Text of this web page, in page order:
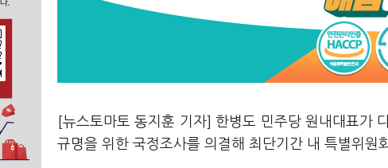
[뉴스토마토 동지훈 기자] 한병도 민주당 원내대표가
규명을 위한 국정조사를 의결해 최단기간 내 특별위원